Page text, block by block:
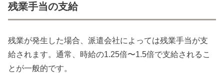
残業手当の支給
残業が発生した場合、派遣会社によっては残業手当が支
給されます。通常、時給の1.25倍〜1.5倍で支給されるこ
とが一般的です。